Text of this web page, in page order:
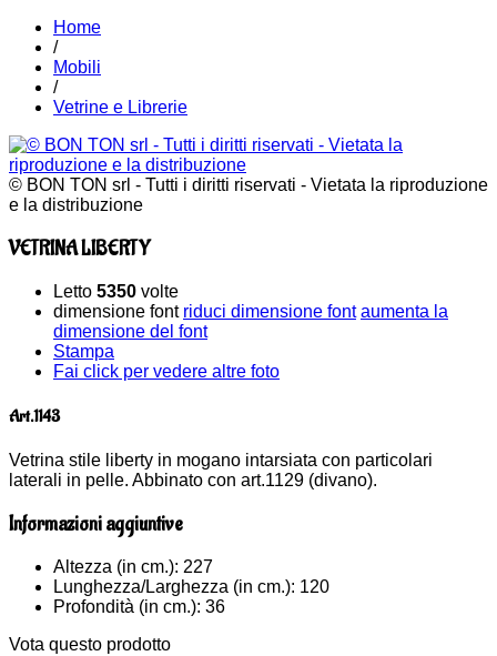
Home
/
Mobili
/
Vetrine e Librerie
© BON TON srl - Tutti i diritti riservati - Vietata la riproduzione
e la distribuzione
VETRINA LIBERTY
Letto 5350 volte
dimensione font riduci dimensione font aumenta la
dimensione del font
Stampa
Fai click per vedere altre foto
Art.1143
Vetrina stile liberty in mogano intarsiata con particolari
laterali in pelle. Abbinato con art.1129 (divano).
Informazioni aggiuntive
Altezza (in cm.): 227
Lunghezza/Larghezza (in cm.): 120
Profondità (in cm.): 36
Vota questo prodotto